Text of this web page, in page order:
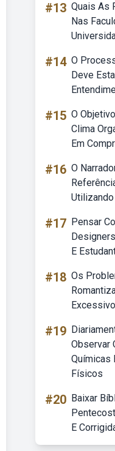
#13 Quais As
Nas
#14 O
Deve
#15 O
Clima
Em
#16 O
#17 Pensar
E
#18 Os
#19
Observar
Químicas
Físicos
#20 Baixar
E